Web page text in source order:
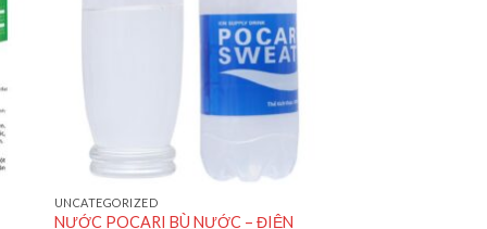
UNCATEGORIZED
NƯỚC POCARI BÙ NƯỚC – ĐIỆN